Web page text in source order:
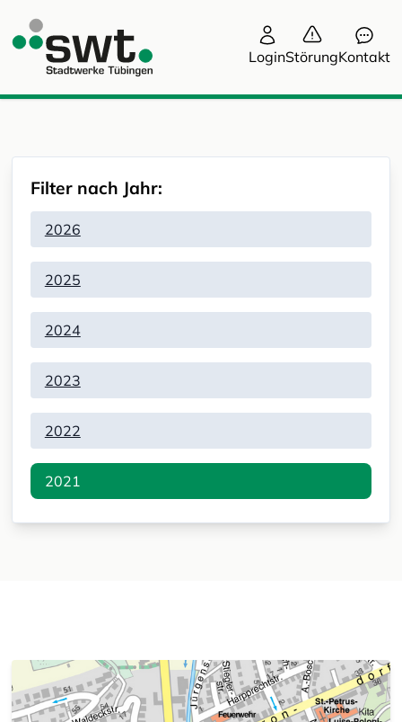
LoginStörungKontakt
Filter nach Jahr:
2026
2025
2024
2023
2022
2021